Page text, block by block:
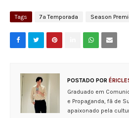
Tags 7ª Temporada Season
POSTADO POR
Graduado em
e Propaganda, fã de
apaixonado pela